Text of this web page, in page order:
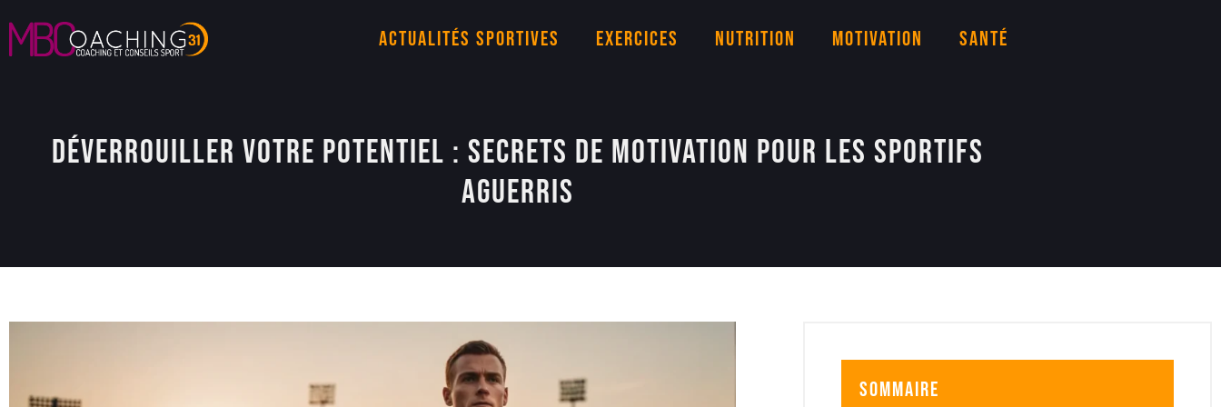
Actualités sportives Exercices Nutrition Motivation Santé
Déverrouiller votre potentiel : secrets de motivation pour les sportifs
aguerris
Sommaire